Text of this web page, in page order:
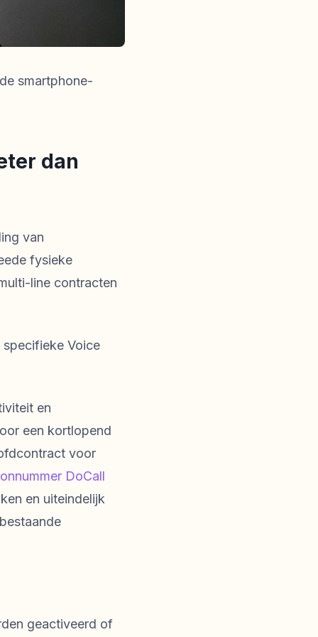
smartphone-
dan
van
fysieke
line contracten
specifieke Voice
en
een kortlopend
voor
DoCall
en uiteindelijk
geactiveerd of